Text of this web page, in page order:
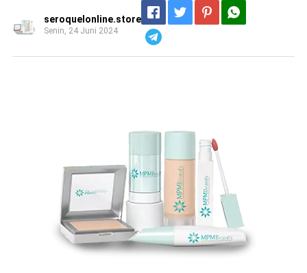
seroquelonline.store
Senin, 24 Juni 2024